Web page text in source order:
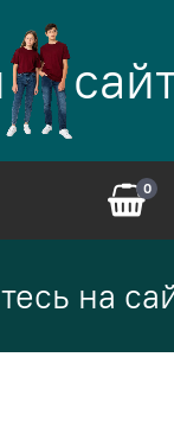
сайт
0
на